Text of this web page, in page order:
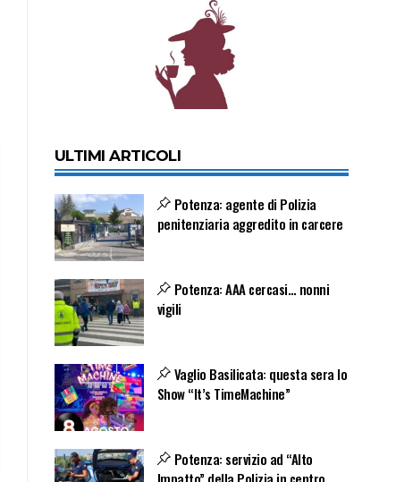
ULTIMI ARTICOLI
Potenza: agente di Polizia
penitenziaria aggredito in carcere
Potenza: AAA cercasi… nonni
vigili
Vaglio Basilicata: questa sera lo
Show “It’s TimeMachine”
Potenza: servizio ad “Alto